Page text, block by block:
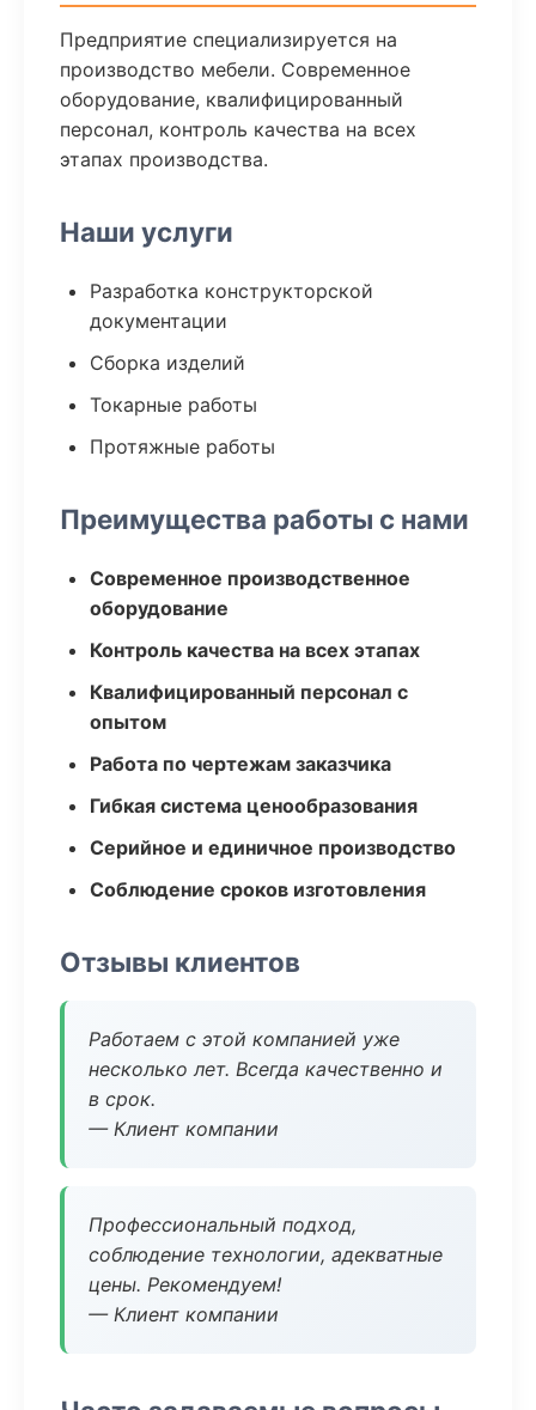
Предприятие специализируется на
производство мебели. Современное
оборудование, квалифицированный
персонал, контроль качества на всех
этапах производства.
Наши услуги
Разработка конструкторской
документации
Сборка изделий
Токарные работы
Протяжные работы
Преимущества работы с нами
Современное производственное
оборудование
Контроль качества на всех этапах
Квалифицированный персонал с
опытом
Работа по чертежам заказчика
Гибкая система ценообразования
Серийное и единичное производство
Соблюдение сроков изготовления
Отзывы клиентов
Работаем с этой компанией уже
несколько лет. Всегда качественно и
в срок.
— Клиент компании
Профессиональный подход,
соблюдение технологии, адекватные
цены. Рекомендуем!
— Клиент компании